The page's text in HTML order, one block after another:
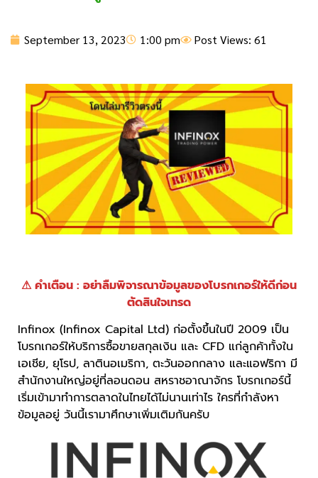
September 13, 2023 1:00 pm Post Views: 61
⚠ คำเตือน : อย่าลืมพิจารณาข้อมูลของโบรกเกอร์ให้ดีก่อน
ตัดสินใจเทรด
Infinox (Infinox Capital Ltd) ก่อตั้งขึ้นในปี 2009 เป็น
โบรกเกอร์ให้บริการซื้อขายสกุลเงิน และ CFD แก่ลูกค้าทั้งใน
เอเชีย, ยุโรป, ลาตินอเมริกา, ตะวันออกกลาง และแอฟริกา มี
สำนักงานใหญ่อยู่ที่ลอนดอน สหราชอาณาจักร โบรกเกอร์นี้
เริ่มเข้ามาทำการตลาดในไทยได้ไม่นานเท่าไร ใครที่กำลังหา
ข้อมูลอยู่ วันนี้เรามาศึกษาเพิ่มเติมกันครับ